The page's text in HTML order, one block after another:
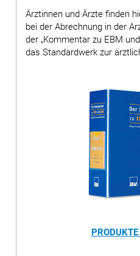
Ärztinnen und Ärzte finden
bei der Abrechnung in der
der „Kommentar zu EBM
das Standardwerk zur